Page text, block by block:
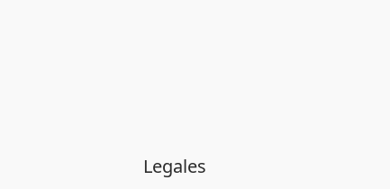
Legales